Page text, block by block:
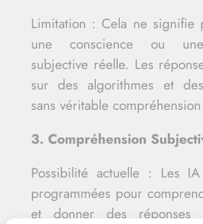
Limitation : Cela ne signifie
une conscience ou
subjective réelle. Les
sur des algorithmes et
sans véritable
3. Compréhension
Possibilité actuelle : Les
programmées pour
et donner des réponses